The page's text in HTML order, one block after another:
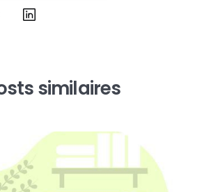
similaires